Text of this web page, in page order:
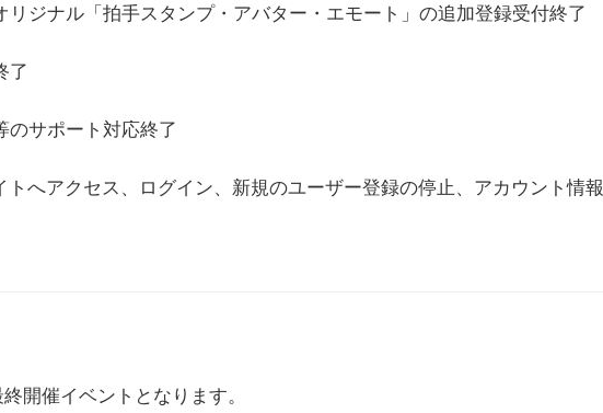
ジナル「拍手スタンプ・アバター・エモート」の追加登録受付終了
了
のサポート対応終了
トへアクセス、ログイン、新規のユーザー登録の停止、アカウント情報
開催イベントとなります。